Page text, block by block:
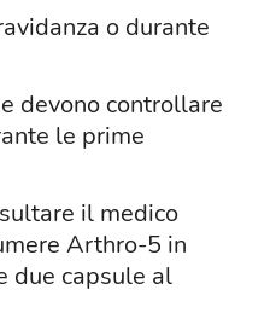
o durante
devono controllare
le prime
il medico
Arthro-5 in
due capsule al